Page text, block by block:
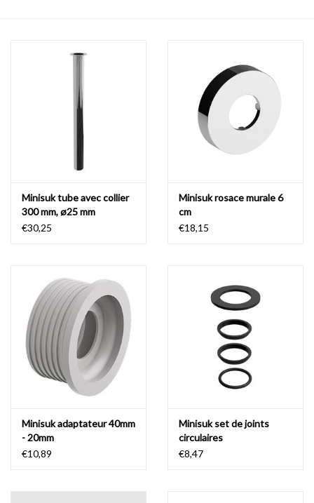
Minisuk tube avec collier
300 mm, ø25 mm
€30,25
Minisuk rosace murale 6
cm
€18,15
Minisuk adaptateur 40mm
- 20mm
€10,89
Minisuk set de joints
circulaires
€8,47